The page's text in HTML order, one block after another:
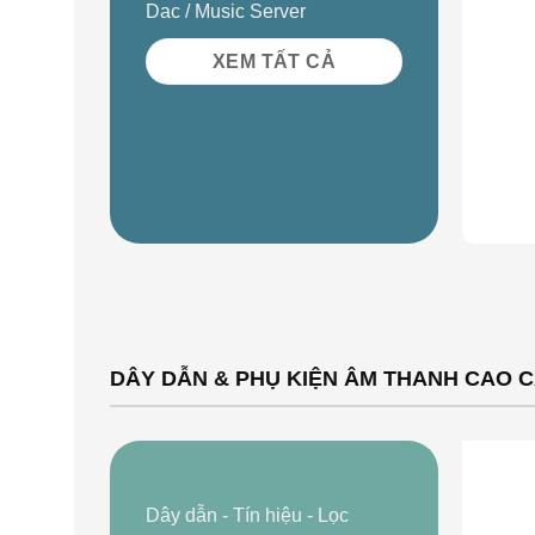
Dac / Music Server
XEM TẤT CẢ
DÂY DẪN & PHỤ KIỆN ÂM THANH CAO
Dây dẫn - Tín hiệu - Lọc